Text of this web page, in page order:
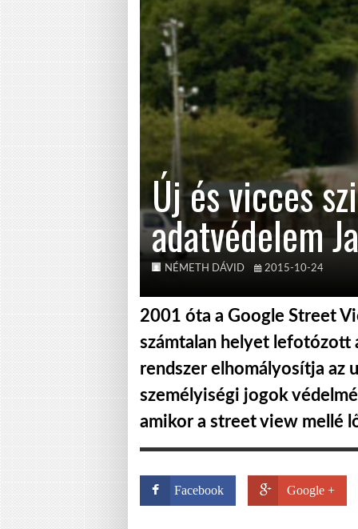
Új és vicces
adatvédelem
NÉMETH DÁVID 2015-10-24
2001 óta a Google Street
számtalan helyet lefotózott
rendszer elhomályosítja az
személyiségi jogok
amikor a street view mellé
Facebook Google +